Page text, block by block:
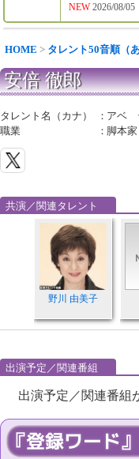
NEW2026/08/
HOME > タレント50音順（あ
安倍 徹郎
タレント名（カナ） ： アベ
職業
： 脚本
共演／関連タレント
野川 由美子
出演予定／関連番組
出演予定／関連番組